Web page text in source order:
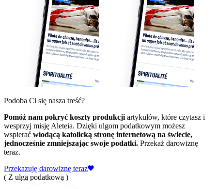
Podoba Ci się nasza treść?
Pomóż nam pokryć koszty produkcji artykułów, które czytasz i
wesprzyj misję Aleteia. Dzięki ulgom podatkowym możesz
wspierać wiodącą katolicką stronę internetową na świecie,
jednocześnie zmniejszając swoje podatki. Przekaż darowiznę
teraz.
Przekazuję darowiznę teraz
( Z ulgą podatkową )